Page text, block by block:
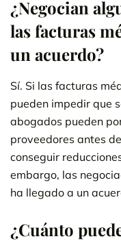
¿Negocian
las facturas
un acuerdo?
Sí. Si las facturas
pueden impedir que
abogados pueden
proveedores antes
conseguir
embargo, las
ha llegado a un
¿Cuánto